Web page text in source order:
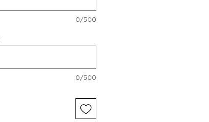
0/500
0/500